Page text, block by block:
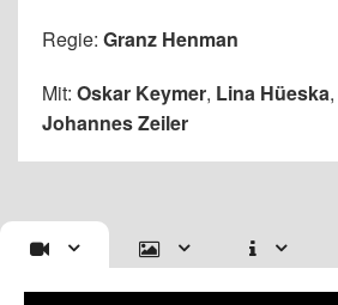
Regie: Granz Henman
Mit: Oskar Keymer, Lina Hüeska,
Johannes Zeiler